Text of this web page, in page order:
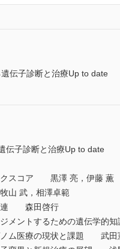
遺伝子診断と治療Up to date
伝子診断と治療Up to date
クスコア 黒澤 亮，伊藤 薫
武，相澤卓範
連 森田啓行
ジメントするための遺伝学
ノム医療の現状と課題 武田